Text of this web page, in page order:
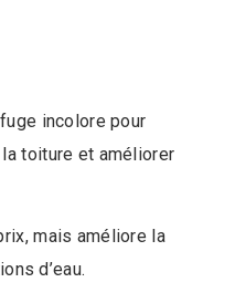
incolore pour
toiture et améliorer
mais améliore la
d’eau.